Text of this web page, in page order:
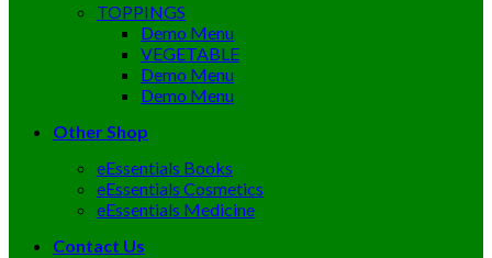
TOPPINGS
Demo Menu
VEGETABLE
Demo Menu
Demo Menu
Other Shop
eEssentials Books
eEssentials Cosmetics
eEssentials Medicine
Contact Us